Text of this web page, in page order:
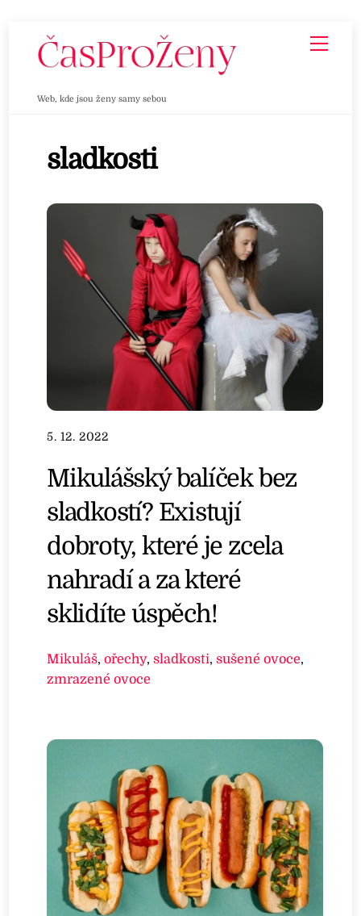
Web, kde jsou ženy samy sebou
sladkosti
5. 12. 2022
Mikulášský balíček bez
sladkostí? Existují
dobroty, které je zcela
nahradí a za které
sklidíte úspěch!
Mikuláš,ořechy,sladkosti,sušené ovoce,
zmrazené ovoce